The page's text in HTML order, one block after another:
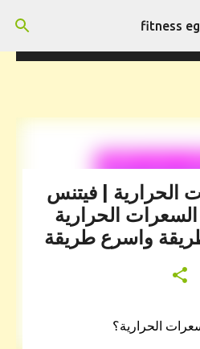
المحتوى الرئيسي
fitness
الحرارية | فيتنس
الحرارية
واسرع طريقة
الحرارية؟